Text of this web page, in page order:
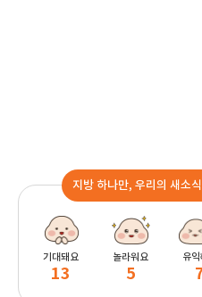
지방 하나만, 우리의 새소
기대돼요
13
놀라워요
5
유